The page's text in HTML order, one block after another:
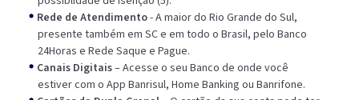
Rede de Atendimento- A maior do Rio Grande do Sul,
presente também em SC e em todo o Brasil, pelo Banco
24Horas e Rede Saque e Pague.
Canais Digitais– Acesse o seu Banco de onde você
estiver com o App Banrisul, Home Banking ou Banrifone.